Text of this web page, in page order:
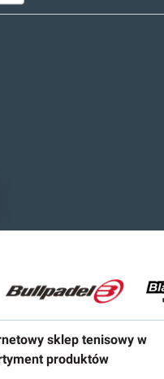
sklep tenisowy w
produktów